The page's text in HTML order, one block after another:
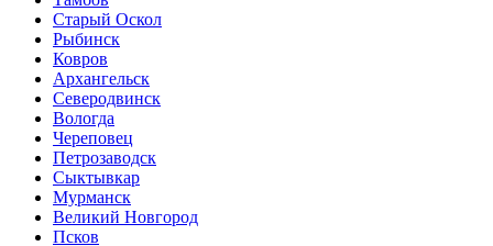
Старый Оскол
Рыбинск
Ковров
Архангельск
Северодвинск
Вологда
Череповец
Петрозаводск
Сыктывкар
Мурманск
Великий Новгород
Псков